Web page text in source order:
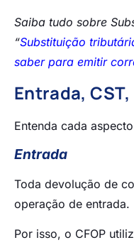
Saiba tudo sobre
“Substituição
saber para emitir
Entrada,
Entenda cada
Entrada
Toda devolução de
operação de entrada.
Por isso, o CFOP